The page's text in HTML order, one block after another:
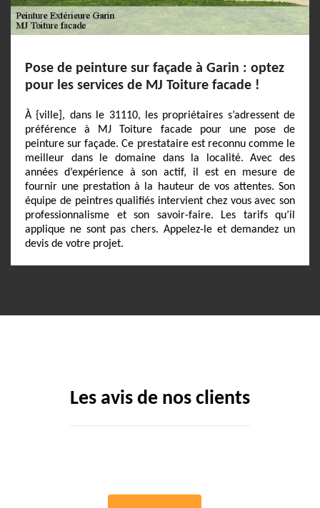
Pose de peinture sur façade à Garin : optez
pour les services de MJ Toiture facade !
À {ville], dans le 31110, les propriétaires s’adressent de
préférence à MJ Toiture facade pour une pose de
peinture sur façade. Ce prestataire est reconnu comme le
meilleur dans le domaine dans la localité. Avec des
années d’expérience à son actif, il est en mesure de
fournir une prestation à la hauteur de vos attentes. Son
équipe de peintres qualifiés intervient chez vous avec son
professionnalisme et son savoir-faire. Les tarifs qu’il
applique ne sont pas chers. Appelez-le et demandez un
devis de votre projet.
Les avis de nos clients